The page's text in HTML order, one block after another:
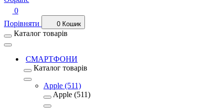
0
Порівняти
0 Кошик
Каталог товарів
СМАРТФОНИ
Каталог товарів
Apple (511)
Apple (511)